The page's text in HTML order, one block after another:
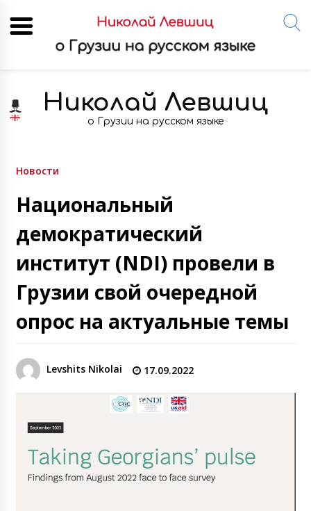
content
Николай Левшиц
о Грузии на русском языке
Новости
Национальный
демократический
институт (NDI) провели в
Грузии свой очередной
опрос на актуальные темы
Levshits Nikolai 17.09.2022